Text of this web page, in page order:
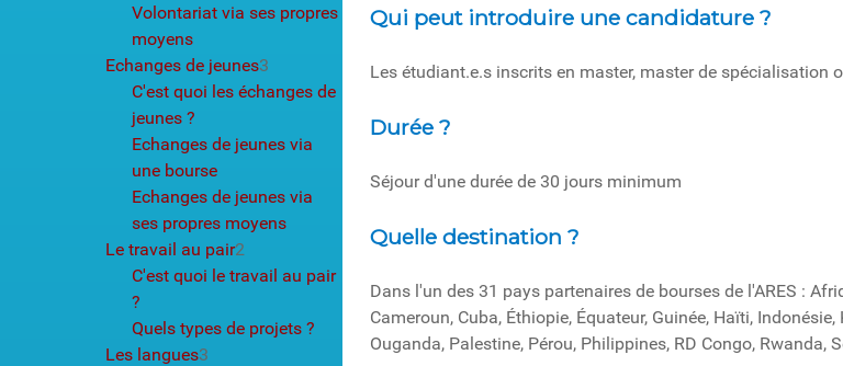
Volontariat via ses propres
moyens
Echanges de jeunes3
C'est quoi les échanges de
jeunes ?
Echanges de jeunes via
une bourse
Echanges de jeunes via
ses propres moyens
Le travail au pair2
C'est quoi le travail au pair
?
Quels types de projets ?
Les langues3
Qui peut introduire une candidature ?
Les étudiant.e.s inscrits en master, master de spécialisation
Durée ?
Séjour d'une durée de 30 jours minimum
Quelle destination ?
Dans l'un des 31 pays partenaires de bourses de l'ARES :
Cameroun, Cuba, Éthiopie, Équateur, Guinée, Haïti,
Ouganda, Palestine, Pérou, Philippines, RD Congo, Rwanda,